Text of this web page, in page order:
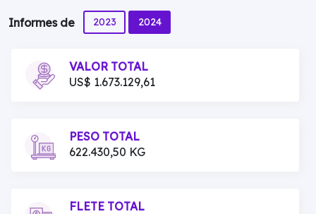
Informes de 2023 2024
VALOR TOTAL
US$ 1.673.129,61
PESO TOTAL
622.430,50 KG
FLETE TOTAL